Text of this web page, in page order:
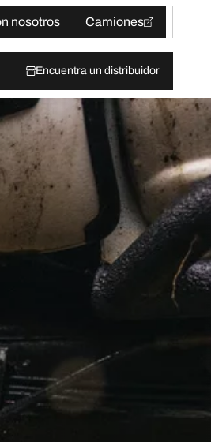
nosotros
Camiones
Encuentra un distribuidor